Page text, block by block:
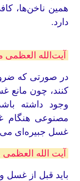
همین ناخن‌ها،
دارد.
آیت‌الله
در صورتی که
کنند، چون
وجود داشته
مصنوعی هنگام
غسل جبیره‌ای
آیت الله
باید قبل از غسل